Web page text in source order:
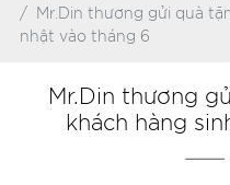
Mr.Din thương gửi quà
nhật vào tháng 6
Mr.Din thương
khách hàng